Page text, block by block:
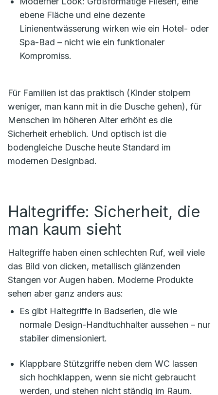
ebene Fläche und eine dezente
Linienentwässerung wirken wie ein Hotel- oder
Spa-Bad – nicht wie ein funktionaler
Kompromiss.
Für Familien ist das praktisch (Kinder stolpern
weniger, man kann mit in die Dusche gehen), für
Menschen im höheren Alter erhöht es die
Sicherheit erheblich. Und optisch ist die
bodengleiche Dusche heute Standard im
modernen Designbad.
Haltegriffe: Sicherheit, die
man kaum sieht
Haltegriffe haben einen schlechten Ruf, weil viele
das Bild von dicken, metallisch glänzenden
Stangen vor Augen haben. Moderne Produkte
sehen aber ganz anders aus:
Es gibt Haltegriffe in Badserien, die wie
normale Design-Handtuchhalter aussehen – nur
stabiler dimensioniert.
Klappbare Stützgriffe neben dem WC lassen
sich hochklappen, wenn sie nicht gebraucht
werden, und stehen nicht ständig im Raum.